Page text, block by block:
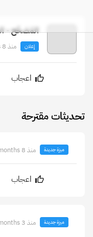
المُصَحِّح -
إعلان منذ 8 months
اعجاب
تحديثات مقترحة
ميزة جديدة منذ 8 months
اعجاب
ميزة جديدة منذ 3 months